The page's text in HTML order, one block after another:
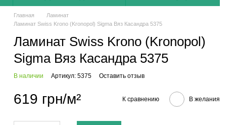
Главная
Ламинат
Ламинат Swiss Krono (Kronopol) Sigma Вяз Касандра 5375
Ламинат Swiss Krono (Kronopol)
Sigma Вяз Касандра 5375
В наличии Артикул: 5375 Оставить отзыв
619 грн/м² К сравнению В желания